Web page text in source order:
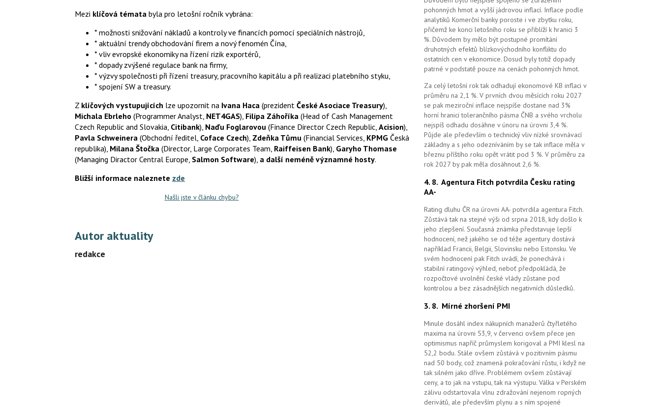
Mezi klíčová témata byla pro letošní ročník vybrána:
* možnosti snižování nákladů a kontroly ve financích pomocí speciálních nástrojů,
* aktuální trendy obchodování firem a nový fenomén Čína,
* vliv evropské ekonomiky na řízení rizik exportérů,
* dopady zvýšené regulace bank na firmy,
* výzvy společnosti při řízení treasury, pracovního kapitálu a při realizaci platebního styku,
* spojení SW a treasury.
Z klíčových vystupujících lze upozornit na Ivana Haca (prezident České Asociace Treasury),
Michala Ebrleho (Programmer Analyst, NET4GAS), Filipa Záhoříka (Head of Cash Management
Czech Republic and Slovakia, Citibank), Naďu Foglarovou (Finance Director Czech Republic, Acision),
Pavla Schweinera (Obchodní ředitel, Coface Czech), Zdeňka Tůmu (Financial Services, KPMG Česká
republika), Milana Štočka (Director, Large Corporates Team, Raiffeisen Bank), Garyho Thomase
(Managing Diractor Central Europe, Salmon Software), a další neméně významné hosty.
Bližší informace naleznete zde
Našli jste v článku chybu?
Autor aktuality
redakce
pohonných hmot a vyšší jádrovou inflací. Inflace podle
analytiků Komerční banky poroste i ve zbytku roku,
přičemž ke konci letošního roku se přiblíží k hranici 3
%. Důvodem by mělo být postupné promítání
druhotných efektů blízkovýchodního konfliktu do
ostatních cen v ekonomice. Dosud byly totiž dopady
patrné v podstatě pouze na cenách pohonných hmot.
Za celý letošní rok tak odhadují ekonomové KB inflaci v
průměru na 2,1 %. V prvních dvou měsících roku 2027
se pak meziroční inflace nejspíše dostane nad 3%
horní hranici tolerančního pásma ČNB a svého vrcholu
nejspíš odhadu dosáhne v únoru na úrovni 3,4 %.
Půjde ale především o technický vliv nízké srovnávací
základny a s jeho odezníváním by se tak inflace měla v
březnu příštího roku opět vrátit pod 3 %. V průměru za
rok 2027 by pak měla dosáhnout 2,6 %.
4. 8. Agentura Fitch potvrdila Česku rating
AA-
Rating dluhu ČR na úrovni AA- potvrdila agentura Fitch.
Zůstává tak na stejné výši od srpna 2018, kdy došlo k
jeho zlepšení. Současná známka představuje lepší
hodnocení, než jakého se od téže agentury dostává
například Francii, Belgii, Slovinsku nebo Estonsku. Ve
svém hodnocení pak Fitch uvádí, že ponechává i
stabilní ratingový výhled, neboť předpokládá, že
rozpočtové uvolnění české vlády zůstane pod
kontrolou a bez zásadnějších negativních důsledků.
3. 8. Mírné zhoršení PMI
Minule dosáhl index nákupních manažerů čtyřletého
maxima na úrovni 53,9, v červenci ovšem přece jen
optimismus napříč průmyslem korigoval a PMI klesl na
52,2 bodu. Stále ovšem zůstává v pozitivním pásmu
nad 50 body, což znamená pokračování růstu, i když ne
tak silném jako dříve. Problémem ovšem zůstávají
ceny, a to jak na vstupu, tak na výstupu. Válka v Perském
zálivu odstartovala vlnu zdražování nejenom ropných
derivátů, ale především plynu a s ním spojené